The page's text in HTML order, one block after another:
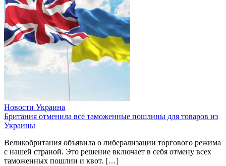
Новости Украина
Британия отменила все таможенные пошлины для товаров из
Украины
Великобритания объявила о либерализации торгового режима
с нашей страной. Это решение включает в себя отмену всех
таможенных пошлин и квот. […]